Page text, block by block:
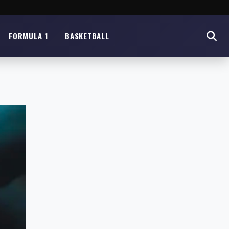
FORMULA 1 BASKETBALL